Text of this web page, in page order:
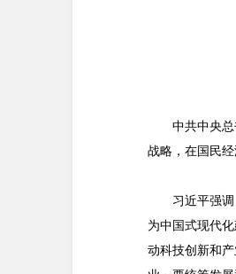
中共中央
战略，在国民经
习近平强
为中国式现代
动科技创新和